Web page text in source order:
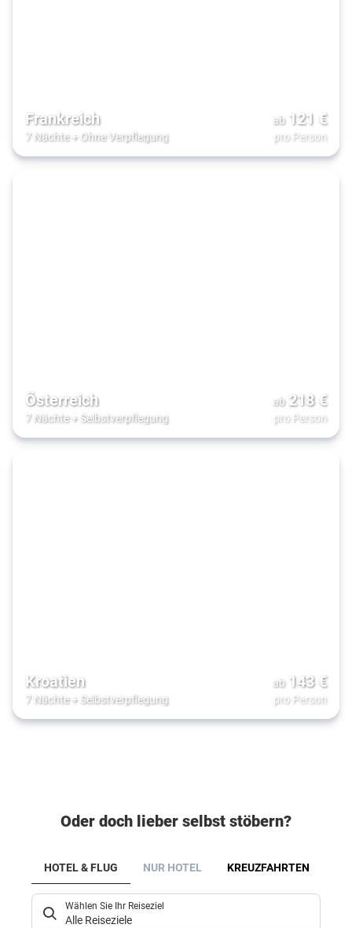
Frankreich
7 Nächte+ Ohne Verpflegung
ab 121 €
pro Person
Österreich
7 Nächte+ Selbstverpflegung
ab 218€
pro Person
Kroatien
7 Nächte+ Selbstverpflegung
ab 143€
pro Person
Oder doch lieber selbst stöbern?
HOTEL & FLUG NUR HOTEL KREUZFAHRTEN
Wählen Sie Ihr Reiseziel
Alle Reiseziele